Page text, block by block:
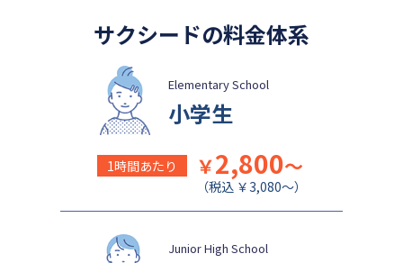
カリタス女子中学校
成城学園中学校
日本大学豊山中学校
サクシードの料金体系
Elementary School
小学生
1時間あたり ￥2,800～
（税込 ￥3,080～）
Junior High School